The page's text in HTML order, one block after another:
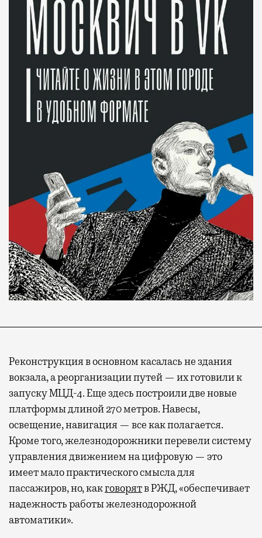
Реконструкция в основном касалась не здания
вокзала, а реорганизации путей — их готовили к
запуску МЦД-4. Еще здесь построили две новые
платформы длиной 270 метров. Навесы,
освещение, навигация — все как полагается.
Кроме того, железнодорожники перевели систему
управления движением на цифровую — это
имеет мало практического смысла для
пассажиров, но, какговорятв РЖД, «обеспечивает
надежность работы железнодорожной
автоматики».